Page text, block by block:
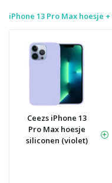
iPhone 13 Pro Max hoesje
Ceezs iPhone 13
Pro Max hoesje
siliconen (violet)